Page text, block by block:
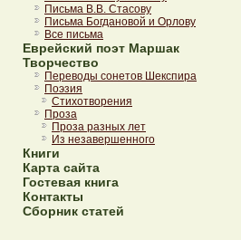
Письма В.В. Стасову
Письма Богдановой и Орлову
Все письма
Еврейский поэт Маршак
Творчество
Переводы сонетов Шекспира
Поэзия
Стихотворения
Проза
Проза разных лет
Из незавершенного
Книги
Карта сайта
Гостевая книга
Контакты
Сборник статей